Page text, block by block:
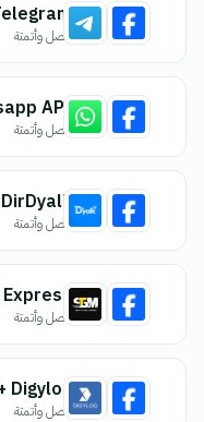
اتصل وأتمتة
اتصل وأتمتة
اتصل وأتمتة
اتصل وأتمتة
Digylog
اتصل وأتمتة